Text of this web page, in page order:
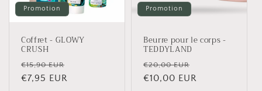
Promotion
Coffret - GLOWY
CRUSH
Prix
habituel
€15,90 EUR
€7,95 EUR
Promotion
Beurre pour le corps -
TEDDYLAND
Prix
habituel
€20,00 EUR
promotionnel
€10,00 EUR